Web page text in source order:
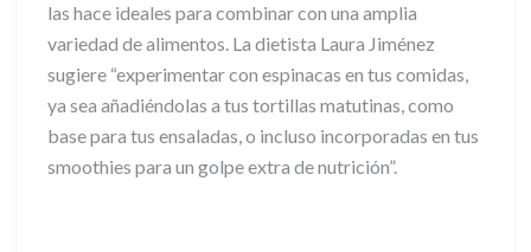
las hace ideales para combinar con una amplia
variedad de alimentos. La dietista Laura Jiménez
sugiere “experimentar con espinacas en tus comidas,
ya sea añadiéndolas a tus tortillas matutinas, como
base para tus ensaladas, o incluso incorporadas en tus
smoothies para un golpe extra de nutrición”.